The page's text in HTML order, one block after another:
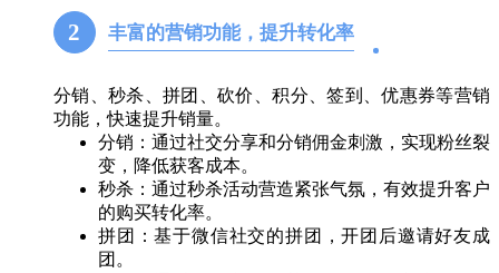
2 丰富的营销功能，提升转化率
分销、秒杀、拼团、砍价、积分、签到、优惠券等营销
功能，快速提升销量。
分销：通过社交分享和分销佣金刺激，实现粉丝裂
变，降低获客成本。
秒杀：通过秒杀活动营造紧张气氛，有效提升客户
的购买转化率。
拼团：基于微信社交的拼团，开团后邀请好友成
团。